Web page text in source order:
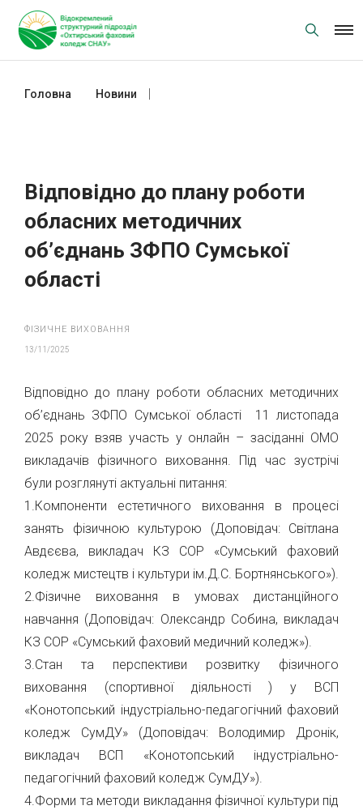
content
Головна Новини
Відповідно до плану роботи
обласних методичних
об’єднань ЗФПО Сумської
області
ФІЗИЧНЕ ВИХОВАННЯ
13/11/2025
Відповідно до плану роботи обласних методичних
об’єднань ЗФПО Сумської області 11 листопада
2025 року взяв участь у онлайн – засіданні ОМО
викладачів фізичного виховання. Під час зустрічі
були розглянуті актуальні питання:
1.Компоненти естетичного виховання в процесі
занять фізичною культурою (Доповідач: Світлана
Авдєєва, викладач КЗ СОР «Сумський фаховий
коледж мистецтв і культури ім.Д.С. Бортнянського»).
2.Фізичне виховання в умовах дистанційного
навчання (Доповідач: Олександр Собина, викладач
КЗ СОР «Сумський фаховий медичний коледж»).
3.Стан та перспективи розвитку фізичного
виховання (спортивної діяльності ) у ВСП
«Конотопський індустріально-педагогічний фаховий
коледж СумДУ» (Доповідач: Володимир Дронік,
викладач ВСП «Конотопський індустріально-
педагогічний фаховий коледж СумДУ»).
4.Форми та методи викладання фізичної культури під